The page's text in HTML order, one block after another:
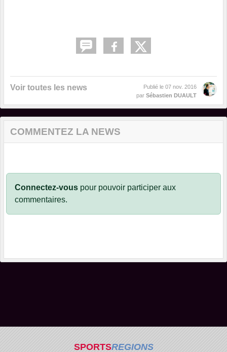
Voir toutes les news Publié le 07 nov. 2016
par Sébastien DUAULT
COMMENTEZ LA NEWS
Connectez-vous pour pouvoir participer aux
commentaires.
SPORTSREGIONS